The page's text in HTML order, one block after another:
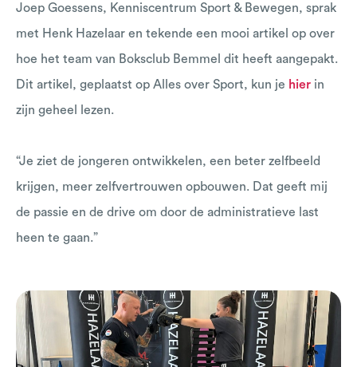
Joep Goessens, Kenniscentrum Sport & Bewegen, sprak
met Henk Hazelaar en tekende een mooi artikel op over
hoe het team van Boksclub Bemmel dit heeft aangepakt.
Dit artikel, geplaatst op Alles over Sport, kun je hier in
zijn geheel lezen.
“Je ziet de jongeren ontwikkelen, een beter zelfbeeld
krijgen, meer zelfvertrouwen opbouwen. Dat geeft mij
de passie en de drive om door de administratieve last
heen te gaan.”